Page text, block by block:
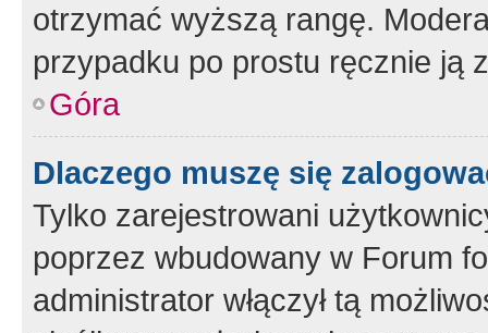
otrzymać wyższą rangę.
przypadku po prostu ręcznie ją
Góra
Dlaczego muszę się
Tylko zarejestrowani
poprzez wbudowany w Forum
administrator włączył tą